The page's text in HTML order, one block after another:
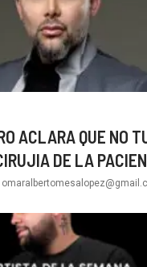
ACLARA QUE NO
DE LA